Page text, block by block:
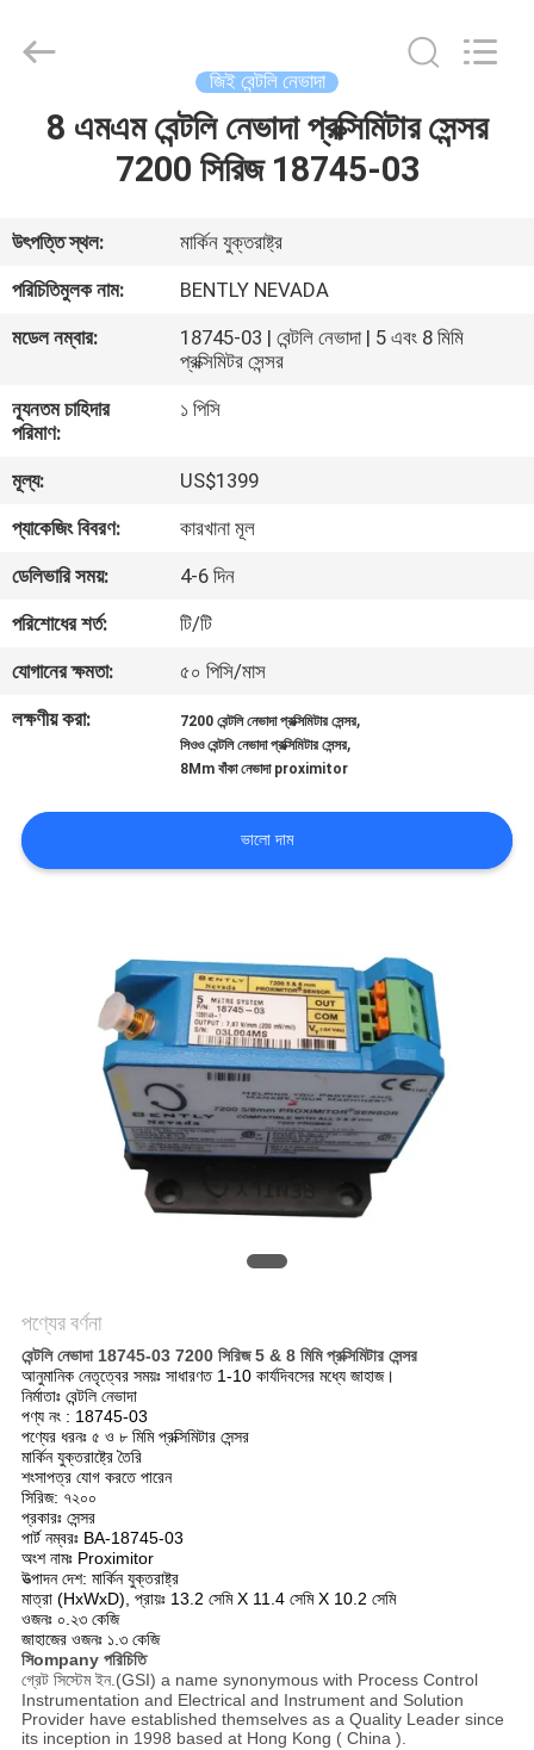
আমাদের
সম্পর্কে
কারখানা
ভ্রমণ
মান
নিয়ন্ত্রণ
আমাদের
সাথে
যোগাযোগ
খবর
Reserved.
জিই বেন্টলি নেভাদা
8 এমএম বেন্টলি নেভাদা প্রক্সিমিটার সেন্সর
7200 সিরিজ 18745-03
উৎপত্তি স্থল:
মার্কিন যুক্তরাষ্ট্র
পরিচিতিমুলক নাম:
BENTLY NEVADA
মডেল নম্বার:
18745-03 | বেন্টলি নেভাদা | 5 এবং 8 মিমি
প্রক্সিমিটর সেন্সর
ন্যূনতম চাহিদার
পরিমাণ:
১ পিসি
মূল্য:
US$1399
প্যাকেজিং বিবরণ:
কারখানা মূল
ডেলিভারি সময়:
4-6 দিন
পরিশোধের শর্ত:
টি/টি
যোগানের ক্ষমতা:
৫০ পিসি/মাস
লক্ষণীয় করা:
7200 বেন্টলি নেভাদা প্রক্সিমিটার সেন্সর,
সিওও বেন্টলি নেভাদা প্রক্সিমিটার সেন্সর,
8Mm বাঁকা নেভাদা proximitor
ভালো দাম
পণ্যের বর্ণনা
বেন্টলি নেভাদা 18745-03 7200 সিরিজ 5 & 8 মিমি প্রক্সিমিটার সেন্সর
আনুমানিক নেতৃত্বের সময়ঃ সাধারণত 1-10 কার্যদিবসের মধ্যে জাহাজ।
নির্মাতাঃ বেন্টলি নেভাদা
পণ্য নং : 18745-03
পণ্যের ধরনঃ ৫ ও ৮ মিমি প্রক্সিমিটার সেন্সর
মার্কিন যুক্তরাষ্ট্রে তৈরি
শংসাপত্র যোগ করতে পারেন
সিরিজ: ৭২০০
প্রকারঃ সেন্সর
পার্ট নম্বরঃ BA-18745-03
অংশ নামঃ Proximitor
উত্পাদন দেশ: মার্কিন যুক্তরাষ্ট্র
মাত্রা (HxWxD), প্রায়ঃ 13.2 সেমি X 11.4 সেমি X 10.2 সেমি
ওজনঃ ০.২৩ কেজি
জাহাজের ওজনঃ ১.৩ কেজি
সিompany পরিচিতি
গ্রেট সিস্টেম ইন.(GSI) a name synonymous with Process Control
Instrumentation and Electrical and Instrument and Solution
Provider have established themselves as a Quality Leader since
its inception in 1998 based at Hong Kong ( China ).